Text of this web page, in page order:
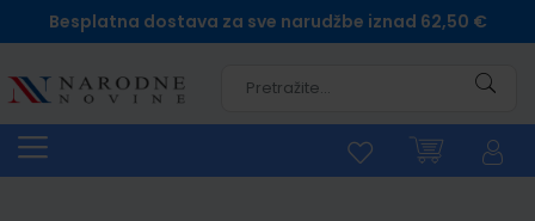
Besplatna dostava za sve narudžbe iznad 62,50 €